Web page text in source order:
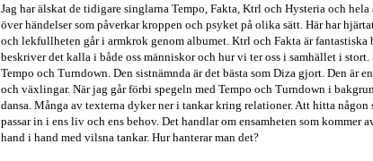
Jag har älskat de tidigare singlarna Tempo, Fakta, Ktrl och Hysteria och
över händelser som påverkar kroppen och psyket på olika sätt. Här har
och lekfullheten går i armkrok genom albumet. Ktrl och Fakta är fantastiska
beskriver det kalla i både oss människor och hur vi ter oss i samhället i
Tempo och Turndown. Den sistnämnda är det bästa som Diza gjort. Den är
och växlingar. När jag går förbi spegeln med Tempo och Turndown i
dansa. Många av texterna dyker ner i tankar kring relationer. Att hitta någon
passar in i ens liv och ens behov. Det handlar om ensamheten som
hand i hand med vilsna tankar. Hur hanterar man det?